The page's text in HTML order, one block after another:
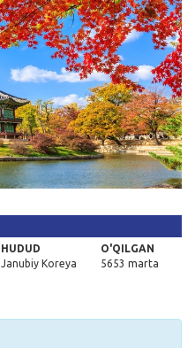
HUDUD
Janubiy Koreya
O'QILGAN
5653 marta